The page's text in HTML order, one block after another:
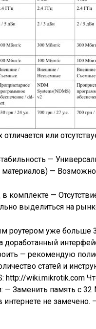
или
—
материалов) —
в комплекте —
выделиться на
роутером уже больше
— рекомендую
статей и
http://wiki.mikrotik.com
— Заменить память с
не замечено.